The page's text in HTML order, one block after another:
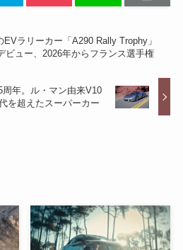
EVラリーカー「A290 Rally Trophy」
ビュー、2026年からフランス選手権
年。ル・マン由来V10
を超えたスーパーカー